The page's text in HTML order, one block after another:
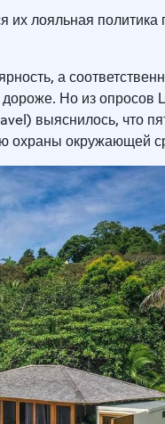
их лояльная политика
а
дороже. Но из опросов
выяснилось, что
охраны окружающей